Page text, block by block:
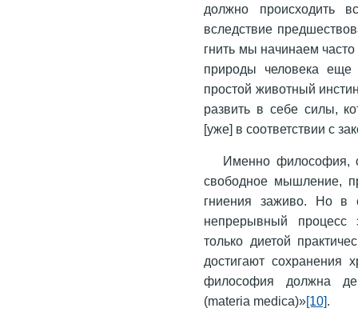
должно происходить
вследствие
гнить мы начинаем
природы человека еще
простой животный
развить в себе силы,
[уже] в соответствии с
Именно философия,
свободное мышление,
гниения заживо. Но в
непрерывный процесс
только диетой
достигают сохранения
философия должна
(materia medica)»[10].